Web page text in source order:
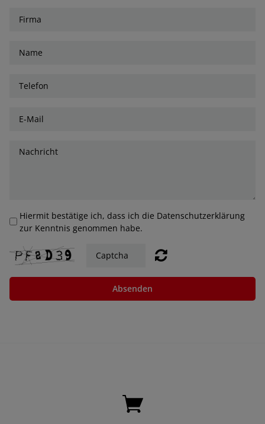
Hiermit bestätige ich, dass ich die Datenschutzerklärung
zur Kenntnis genommen habe.
Absenden